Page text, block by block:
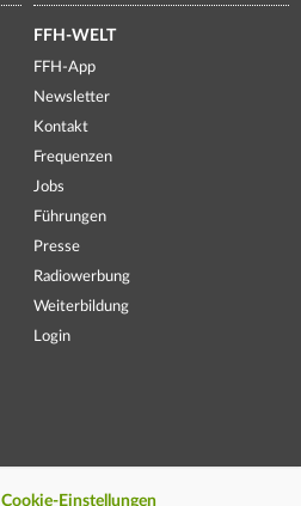
FFH-WELT
FFH-App
Newsletter
Kontakt
Frequenzen
Jobs
Führungen
Presse
Radiowerbung
Weiterbildung
Login
Cookie-Einstellungen